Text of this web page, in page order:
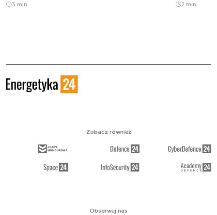
3 min. 2 min.
Obserwuj nas
Zobacz również